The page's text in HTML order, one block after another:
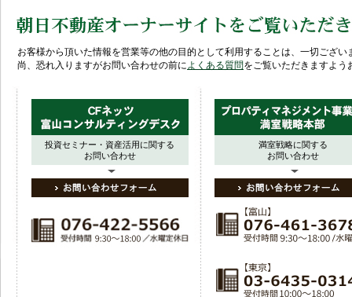
お客様から頂いた情報を営業等の他の目的として利用することは、一切ござ
尚、恐れ入りますがお問い合わせの前によくある質問をご覧いただきますよう
投資セミナー・資産活用に関する
お問い合わせ
満室戦略に関する
お問い合わせ